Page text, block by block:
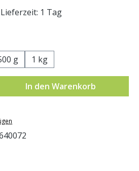
1 Tag
g 1 kg
Gib den gewünschten
In den Warenkorb